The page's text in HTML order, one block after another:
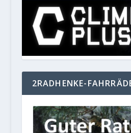
2RADHENKE-